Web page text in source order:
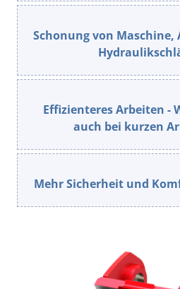
Schonung von
Effizienteres Arbeiten -
auch bei kurzen
Mehr Sicherheit und